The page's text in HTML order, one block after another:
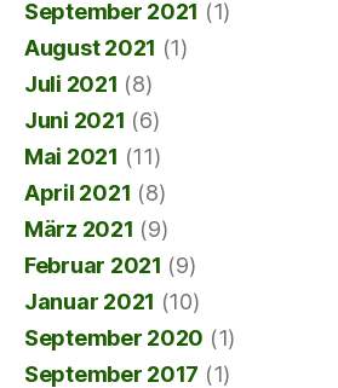
September 2021 (1)
August 2021 (1)
Juli 2021 (8)
Juni 2021 (6)
Mai 2021 (11)
April 2021 (8)
März 2021 (9)
Februar 2021 (9)
Januar 2021 (10)
September 2020 (1)
September 2017 (1)